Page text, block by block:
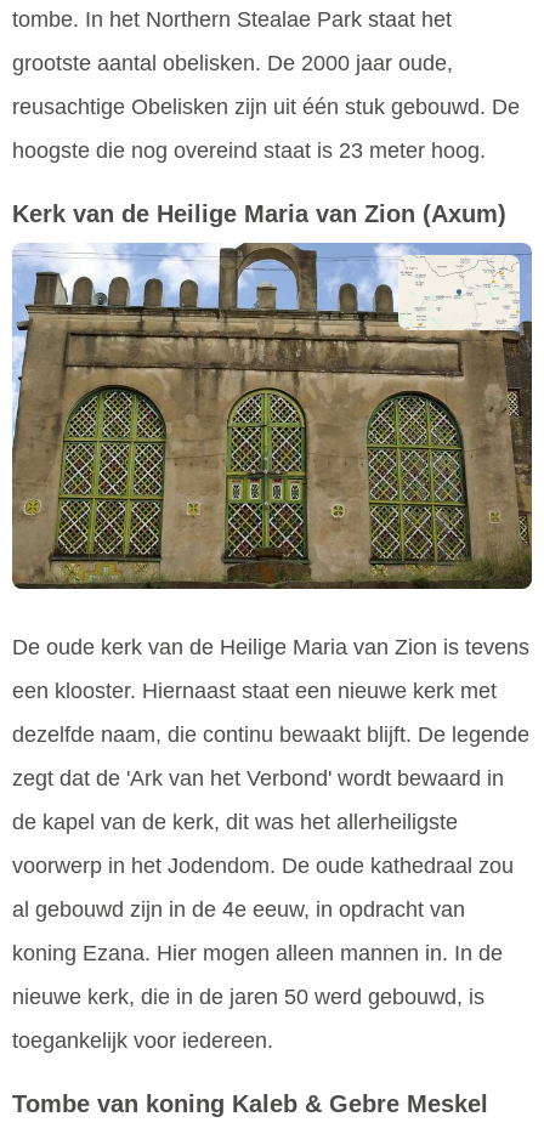
tombe. In het Northern Stealae Park staat het
grootste aantal obelisken. De 2000 jaar oude,
reusachtige Obelisken zijn uit één stuk gebouwd. De
hoogste die nog overeind staat is 23 meter hoog.
Kerk van de Heilige Maria van Zion (Axum)
De oude kerk van de Heilige Maria van Zion is tevens
een klooster. Hiernaast staat een nieuwe kerk met
dezelfde naam, die continu bewaakt blijft. De legende
zegt dat de 'Ark van het Verbond' wordt bewaard in
de kapel van de kerk, dit was het allerheiligste
voorwerp in het Jodendom. De oude kathedraal zou
al gebouwd zijn in de 4e eeuw, in opdracht van
koning Ezana. Hier mogen alleen mannen in. In de
nieuwe kerk, die in de jaren 50 werd gebouwd, is
toegankelijk voor iedereen.
Tombe van koning Kaleb & Gebre Meskel